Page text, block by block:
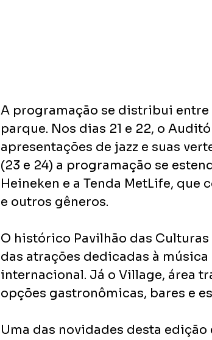
A programação se distribui
parque. Nos dias 21 e 22, o
apresentações de jazz e suas
(23 e 24) a programação se
Heineken e a Tenda MetLife,
e outros gêneros.
O histórico Pavilhão das
das atrações dedicadas à
internacional. Já o Village, área
opções gastronômicas, bares e
Uma das novidades desta edição